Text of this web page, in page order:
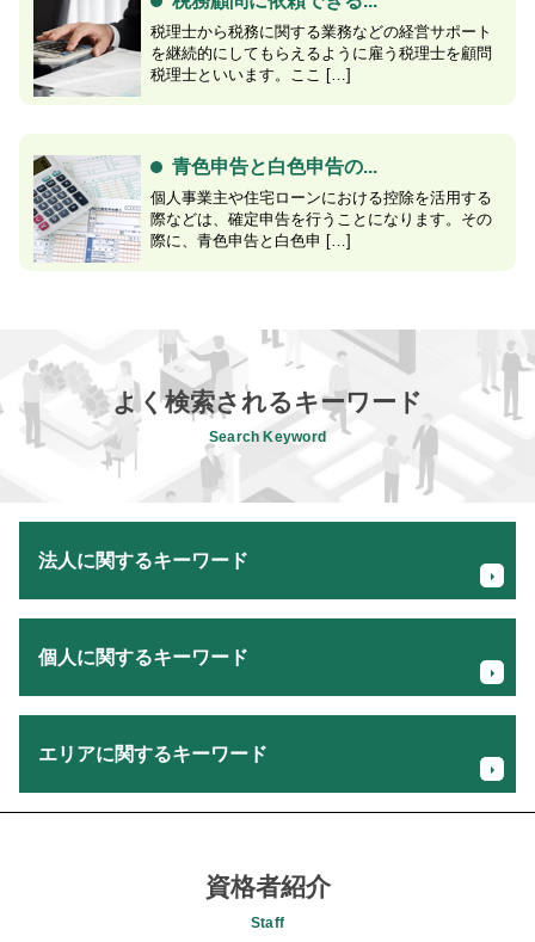
税理士から税務に関する業務などの経営サポート
を継続的にしてもらえるように雇う税理士を顧問
税理士といいます。ここ […]
青色申告と白色申告の...
個人事業主や住宅ローンにおける控除を活用する
際などは、確定申告を行うことになります。その
際に、青色申告と白色申 […]
よく検索されるキーワード
Search Keyword
法人に関するキーワード
売上 計画書
役員 死亡 退職金
創業融資 自己資金なし
経営者 相続税対策 相続診断
個人に関するキーワード
個人事業主 税理士 必要か
法人化 節税 メリット
法人化 個人事業主 メリット
個人事業主 確定申告 青色 白色
エリアに関するキーワード
創業支援 税理士 相談 国立市
資格者紹介
Staff